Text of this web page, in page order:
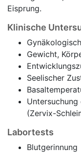
Eisprung.
Klinische
Gewicht,
Seelischer
(Zervix-
Labortests
Blutgerinnung